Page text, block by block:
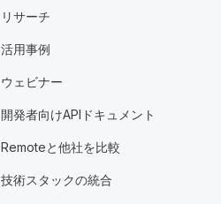
リサーチ
活用事例
ウェビナー
開発者向けAPIドキュメント
Remoteと他社を比較
技術スタックの統合